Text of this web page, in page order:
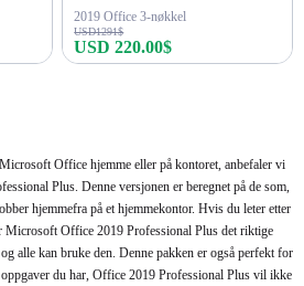
2019 Office 3-nøkkel
USD1291$
USD 220.00$
Office hjemme eller på kontoret, anbefaler vi
Plus. Denne versjonen er beregnet på de som,
hjemmefra på et hjemmekontor. Hvis du leter etter
Microsoft Office 2019 Professional Plus det riktige
alle kan bruke den. Denne pakken er også perfekt for
du har, Office 2019 Professional Plus vil ikke